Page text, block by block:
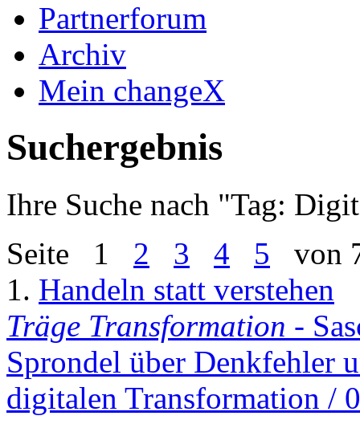
Partnerforum
Archiv
Mein changeX
Suchergebnis
Ihre Suche nach "Tag:
Seite 1 2 3 4 5 von
1. Handeln statt verstehen
Träge Transformation -
Sprondel über Denkfehler
digitalen Transformation /